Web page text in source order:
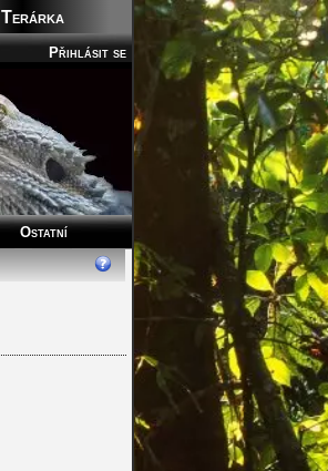
Terárka
Přihlásit se
Ostatní